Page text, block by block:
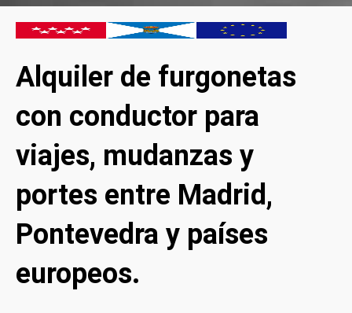
Alquiler de furgonetas
con conductor para
viajes, mudanzas y
portes entre Madrid,
Pontevedra y países
europeos.